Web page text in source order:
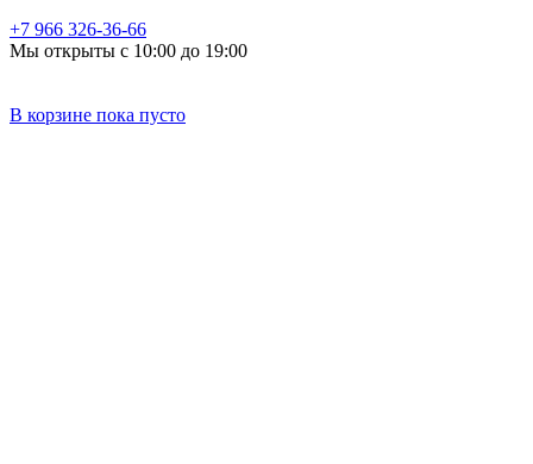
+7 966 326-36-66
Мы открыты с 10:00 до 19:00
В корзине пока пусто